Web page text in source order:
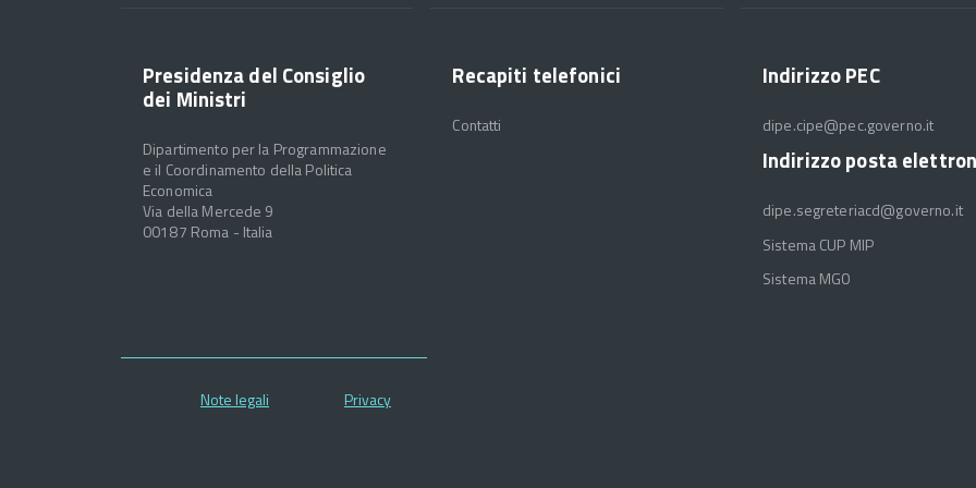
Presidenza del Consiglio
dei Ministri
Dipartimento per la Programmazione
e il Coordinamento della Politica
Economica
Via della Mercede 9
00187 Roma - Italia
Recapiti telefonici
Contatti
Indirizzo PEC
dipe.cipe@pec.governo.it
Indirizzo posta
dipe.segreteriacd@governo.it
Sistema CUP MIP
Sistema MGO
Note legali Privacy